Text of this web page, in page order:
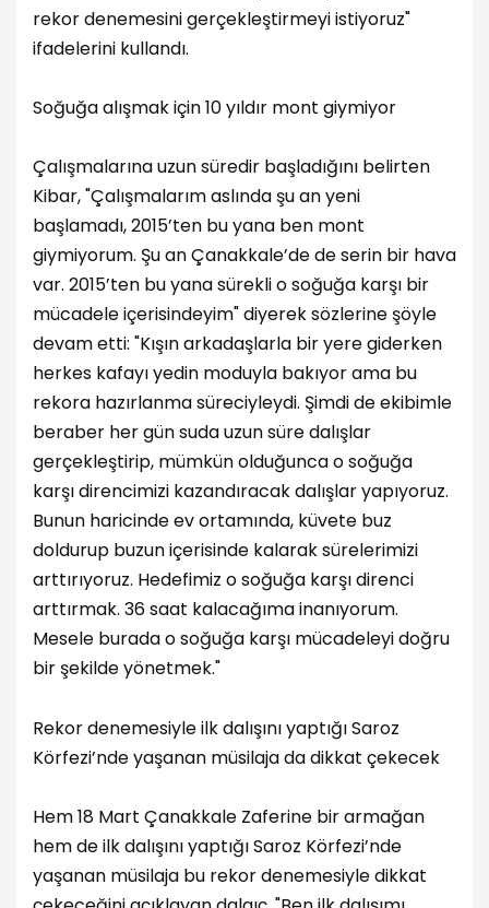
rekor denemesini gerçekleştirmeyi istiyoruz"
ifadelerini kullandı.
Soğuğa alışmak için 10 yıldır mont giymiyor
Çalışmalarına uzun süredir başladığını belirten
Kibar, "Çalışmalarım aslında şu an yeni
başlamadı, 2015’ten bu yana ben mont
giymiyorum. Şu an Çanakkale’de de serin bir hava
var. 2015’ten bu yana sürekli o soğuğa karşı bir
mücadele içerisindeyim" diyerek sözlerine şöyle
devam etti: "Kışın arkadaşlarla bir yere giderken
herkes kafayı yedin moduyla bakıyor ama bu
rekora hazırlanma süreciyleydi. Şimdi de ekibimle
beraber her gün suda uzun süre dalışlar
gerçekleştirip, mümkün olduğunca o soğuğa
karşı direncimizi kazandıracak dalışlar yapıyoruz.
Bunun haricinde ev ortamında, küvete buz
doldurup buzun içerisinde kalarak sürelerimizi
arttırıyoruz. Hedefimiz o soğuğa karşı direnci
arttırmak. 36 saat kalacağıma inanıyorum.
Mesele burada o soğuğa karşı mücadeleyi doğru
bir şekilde yönetmek."
Rekor denemesiyle ilk dalışını yaptığı Saroz
Körfezi’nde yaşanan müsilaja da dikkat çekecek
Hem 18 Mart Çanakkale Zaferine bir armağan
hem de ilk dalışını yaptığı Saroz Körfezi’nde
yaşanan müsilaja bu rekor denemesiyle dikkat